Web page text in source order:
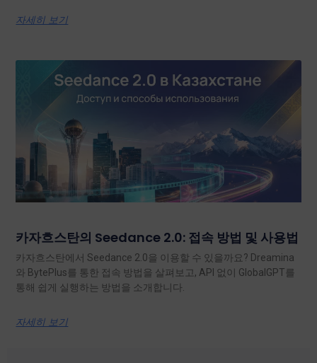
자세히 보기
카자흐스탄의 Seedance 2.0: 접속 방법 및 사용법
카자흐스탄에서 Seedance 2.0을 이용할 수 있을까요? Dreamina
와 BytePlus를 통한 접속 방법을 살펴보고, API 없이 GlobalGPT를
통해 쉽게 실행하는 방법을 소개합니다.
자세히 보기